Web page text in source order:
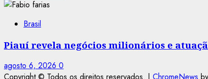
Brasil
Piauí revela negócios milionários e
agosto 6, 2026 0